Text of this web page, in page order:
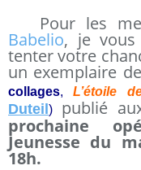
Pour les
Babelio, je vous
tenter votre
un exemplaire
collages,L’étoile
Duteil ) publié
prochaine
Jeunesse du
18h.